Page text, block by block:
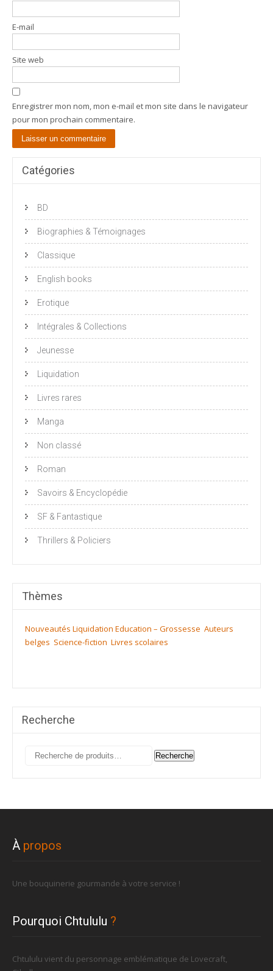
E-mail
Site web
Enregistrer mon nom, mon e-mail et mon site dans le navigateur
pour mon prochain commentaire.
Catégories
BD
Biographies & Témoignages
Classique
English books
Erotique
Intégrales & Collections
Jeunesse
Liquidation
Livres rares
Manga
Non classé
Roman
Savoirs & Encyclopédie
SF & Fantastique
Thrillers & Policiers
Thèmes
Nouveautés Liquidation Education – Grossesse Auteurs
belges Science-fiction Livres scolaires
Recherche
Recherche
Recherche
À propos
Une bouquinerie gourmande à votre service !
Pourquoi Chtululu ?
Chtululu vient du personnage emblématique de Lovecraft,